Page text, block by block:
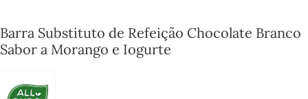
Barra Substituto de Refeição Chocolate Branco
Sabor a Morango e Iogurte